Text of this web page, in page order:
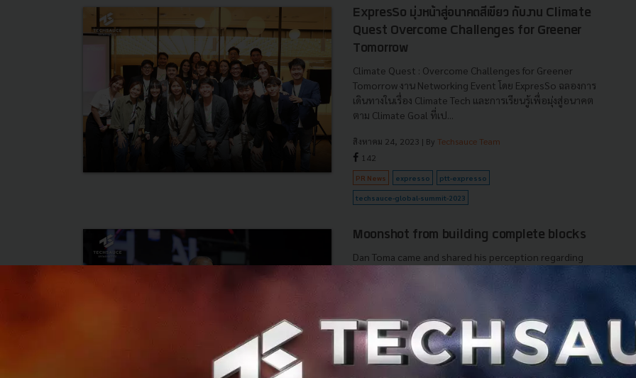
ExpresSo มุ่งหน้าสู่อนาคตสีเขียว กับงาน Climate
Quest Overcome Challenges for Greener
Tomorrow
Climate Quest : Overcome Challenges for Greener
Tomorrow งาน Networking Event โดย ExpresSo ฉลองการ
เดินทางในเรื่อง Climate Tech และการเรียนรู้เพื่อมุ่งสู่อนาคต
ตาม Climate Goal ที่เป...
สิงหาคม 24, 2023 | By Techsauce Team
142
PR News expresso ptt-expresso
techsauce-global-summit-2023
Moonshot from building complete blocks
Dan Toma came and shared his perception regarding
August 23, 2023| ByTechsauce Team
0
Tech & Biz dan-toma moonshot-mission